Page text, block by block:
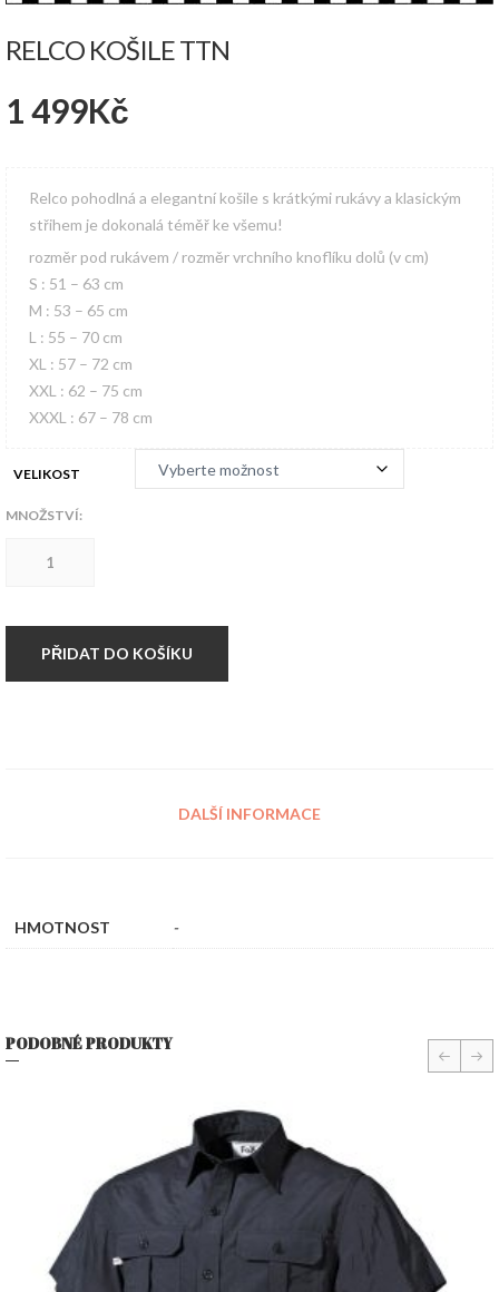
RELCO KOŠILE TTN
1 499Kč
Relco pohodlná a elegantní košile s krátkými rukávy a klasickým
střihem je dokonalá téměř ke všemu!
rozměr pod rukávem / rozměr vrchního knoflíku dolů (v cm)
S : 51 – 63 cm
M : 53 – 65 cm
L : 55 – 70 cm
XL : 57 – 72 cm
XXL : 62 – 75 cm
XXXL : 67 – 78 cm
VELIKOST
MNOŽSTVÍ:
PŘIDAT DO KOŠÍKU
DALŠÍ INFORMACE
HMOTNOST -
PODOBNÉ PRODUKTY prev